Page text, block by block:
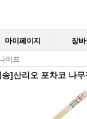
마이페이지 장
이프
]산리오 포차코 나